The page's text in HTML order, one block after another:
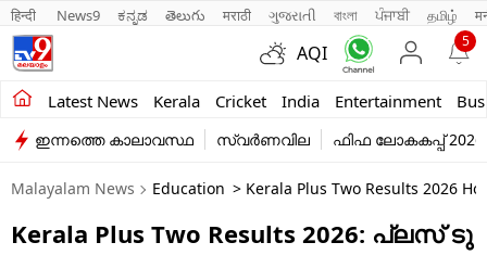
हिन्दी News9 ಕನ್ನಡ తెలుగు मराठी ગુજરાતી বাংলা ਪੰਜਾਬੀ தமிழ்
AQI
5
Latest News Kerala Cricket India Entertainment
Kerala
India
Entertainment
Business
ഇന്നത്തെ കാലാവസ്ഥ സ്വർണവില ഫിഫ ലോകകപ്പ് 2026
Malayalam News Education > Kerala Plus Two Results 2026
Kerala Plus Two Results 2026: പ്ലസ് ടു